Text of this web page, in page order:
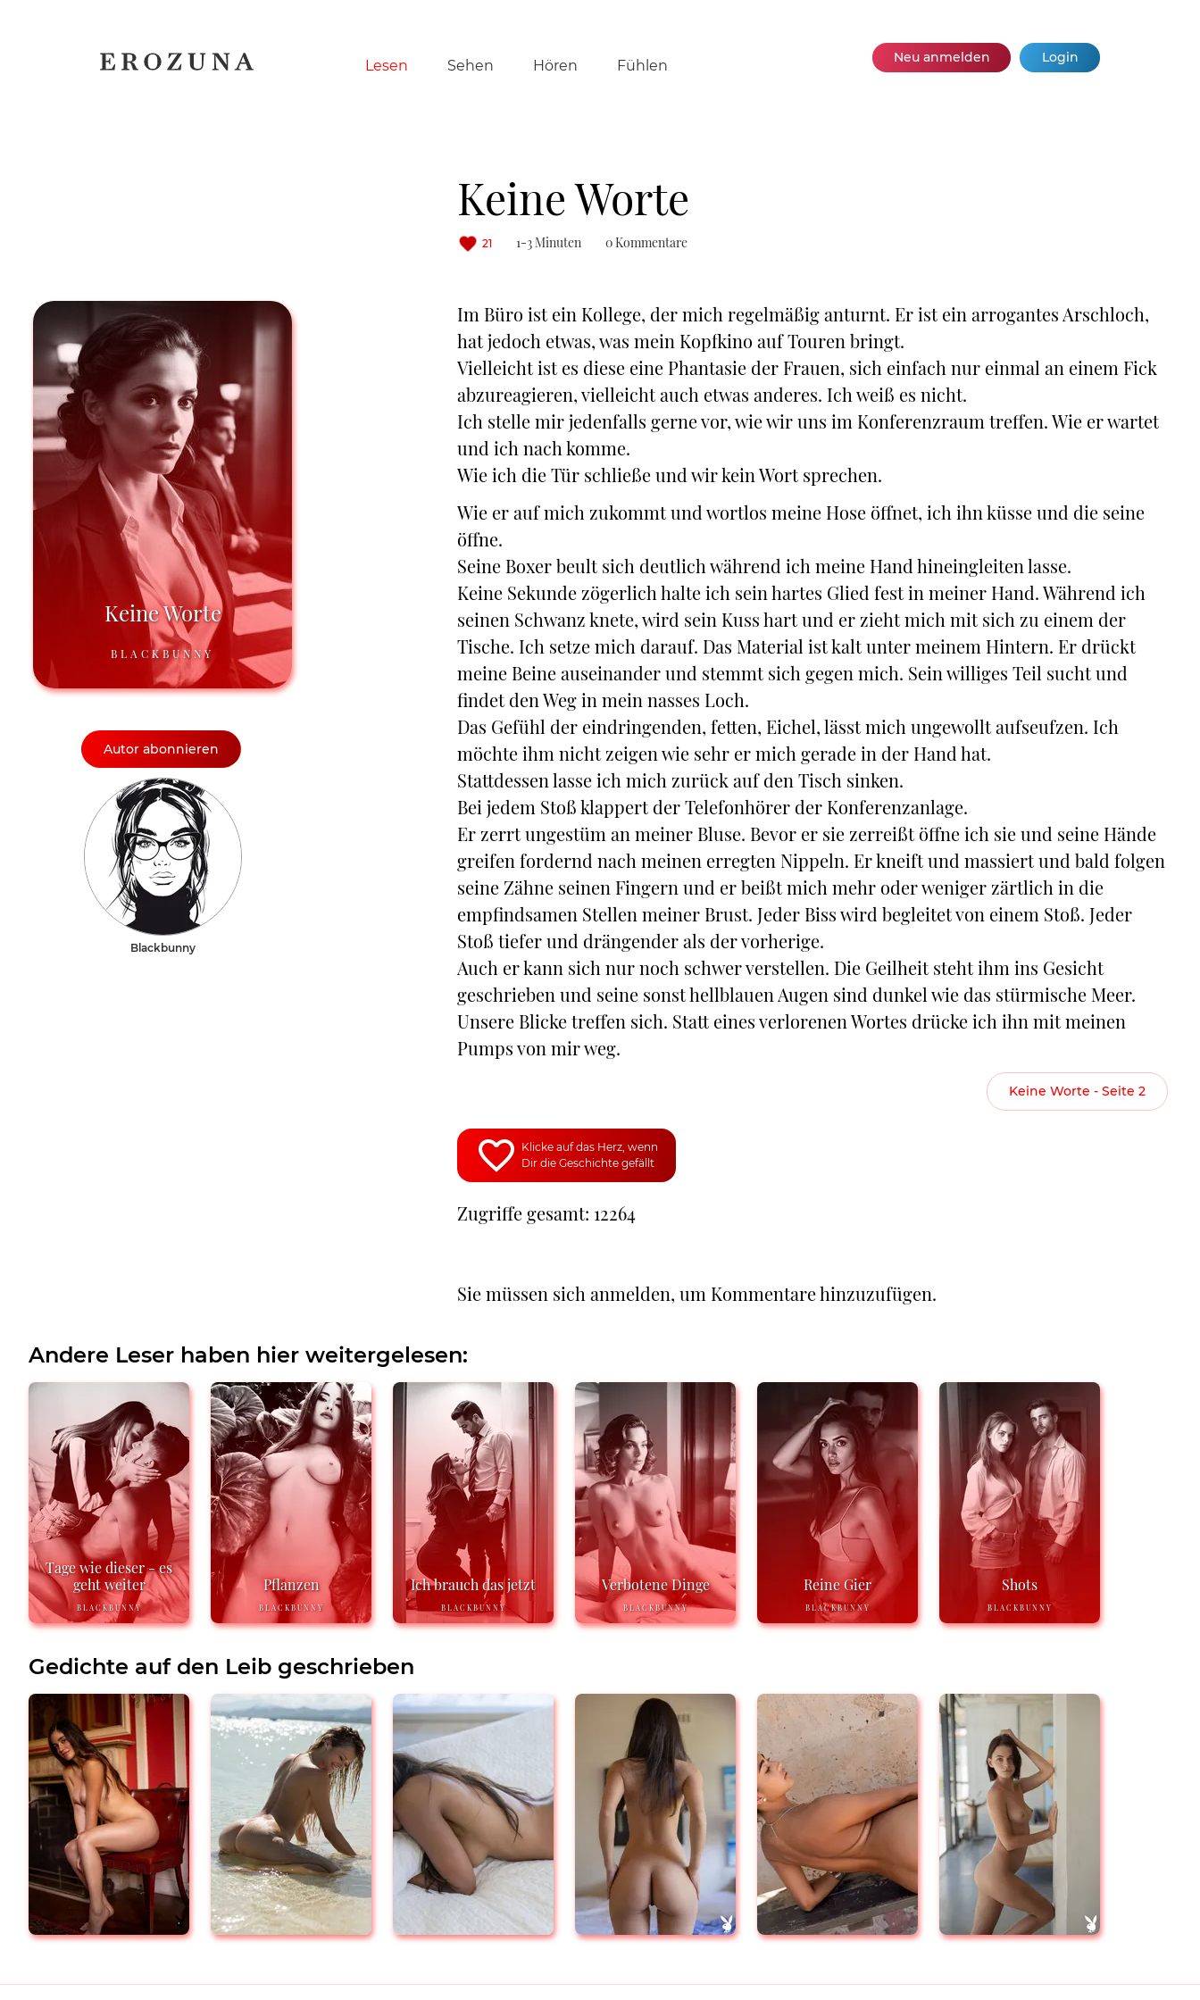
Navigation
Lesen Sehen Hören Fühlen Neu anmelden Login
Keine Worte
21 1-3 Minuten 0 Kommentare
Keine Worte
BLACKBUNNY
Autor abonnieren
Blackbunny
Im Büro ist ein Kollege, der mich regelmäßig anturnt. Er ist ein arrogantes Arschloch,
hat jedoch etwas, was mein Kopfkino auf Touren bringt.
Vielleicht ist es diese eine Phantasie der Frauen, sich einfach nur einmal an einem Fick
abzureagieren, vielleicht auch etwas anderes. Ich weiß es nicht.
Ich stelle mir jedenfalls gerne vor, wie wir uns im Konferenzraum treffen. Wie er wartet
und ich nach komme.
Wie ich die Tür schließe und wir kein Wort sprechen.
Wie er auf mich zukommt und wortlos meine Hose öffnet, ich ihn küsse und die seine
öffne.
Seine Boxer beult sich deutlich während ich meine Hand hineingleiten lasse.
Keine Sekunde zögerlich halte ich sein hartes Glied fest in meiner Hand. Während ich
seinen Schwanz knete, wird sein Kuss hart und er zieht mich mit sich zu einem der
Tische. Ich setze mich darauf. Das Material ist kalt unter meinem Hintern. Er drückt
meine Beine auseinander und stemmt sich gegen mich. Sein williges Teil sucht und
findet den Weg in mein nasses Loch.
Das Gefühl der eindringenden, fetten, Eichel, lässt mich ungewollt aufseufzen. Ich
möchte ihm nicht zeigen wie sehr er mich gerade in der Hand hat.
Stattdessen lasse ich mich zurück auf den Tisch sinken.
Bei jedem Stoß klappert der Telefonhörer der Konferenzanlage.
Er zerrt ungestüm an meiner Bluse. Bevor er sie zerreißt öffne ich sie und seine Hände
greifen fordernd nach meinen erregten Nippeln. Er kneift und massiert und bald folgen
seine Zähne seinen Fingern und er beißt mich mehr oder weniger zärtlich in die
empfindsamen Stellen meiner Brust. Jeder Biss wird begleitet von einem Stoß. Jeder
Stoß tiefer und drängender als der vorherige.
Auch er kann sich nur noch schwer verstellen. Die Geilheit steht ihm ins Gesicht
geschrieben und seine sonst hellblauen Augen sind dunkel wie das stürmische Meer.
Unsere Blicke treffen sich. Statt eines verlorenen Wortes drücke ich ihn mit meinen
Pumps von mir weg.
Keine Worte - Seite 2
Klicke auf das Herz, wenn
Dir die Geschichte gefällt
Zugriffe gesamt: 12264
Sie müssen sich anmelden, um Kommentare hinzuzufügen.
Andere Leser haben hier weitergelesen:
Tage wie dieser - es
geht weiter
BLACKBUNNY
Pflanzen
BLACKBUNNY
Ich brauch das jetzt
BLACKBUNNY
Verbotene Dinge
BLACKBUNNY
Reine Gier
BLACKBUNNY
Shots
BLACKBUNNY
Gedichte auf den Leib geschrieben